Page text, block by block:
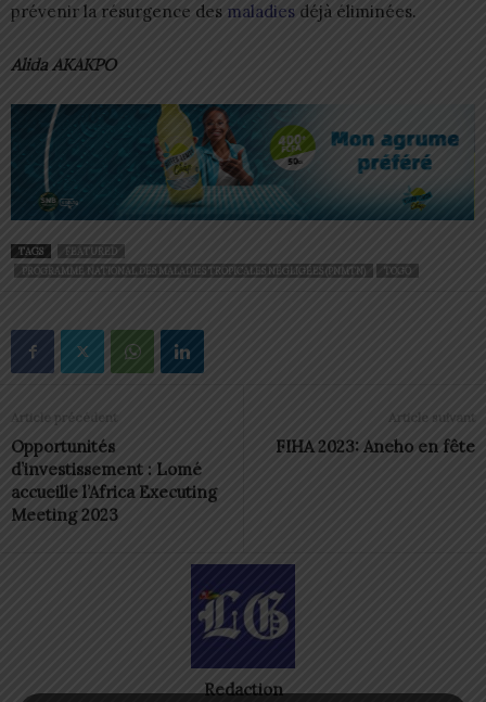
prévenir la résurgence des maladies déjà éliminées.
Alida AKAKPO
TAGS
FEATURED
PROGRAMME NATIONAL DES MALADIES TROPICALES NÉGLIGÉES (PNMTN)
TOGO
Article précédent
Opportunités
d’investissement : Lomé
accueille l’Africa Executing
Meeting 2023
Article suivant
FIHA 2023: Aneho en fête
Redaction